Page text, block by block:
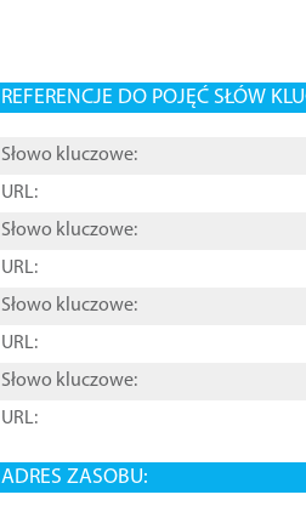
REFERENCJE DO POJĘĆ SŁÓW
Słowo kluczowe:
URL:
Słowo kluczowe:
URL:
Słowo kluczowe:
URL:
Słowo kluczowe:
URL:
ADRES ZASOBU: